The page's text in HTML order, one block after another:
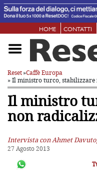
HOME CONTATTI
Reset»Caffè Europa
» Il ministro turco, stabilizzare
Il ministro
non
Intervista con Ahmet
27 Agosto 2013